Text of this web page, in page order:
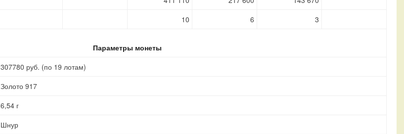
10 6 3
Параметры монеты
307780 руб. (по 19 лотам)
Золото 917
6,54 г
Шнур